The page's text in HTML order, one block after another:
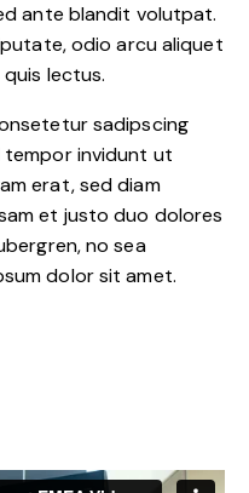
ante blandit volutpat.
odio arcu aliquet
lectus.
sadipscing
tempor invidunt ut
erat, sed diam
et justo duo dolores
no sea
dolor sit amet.